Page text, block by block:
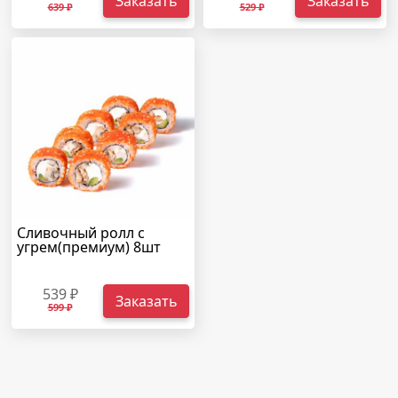
639 ₽ 529 ₽
Сливочный ролл с
угрем(премиум) 8шт
539 ₽
599 ₽ Заказать